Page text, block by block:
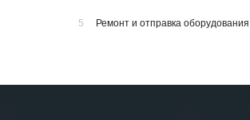
5 Ремонт и отправка оборудования